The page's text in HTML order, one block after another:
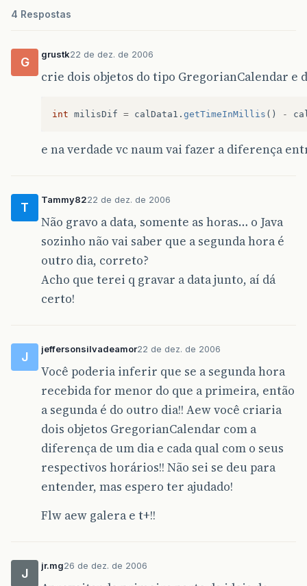
4 Respostas
G
grustk22 de dez. de 2006
crie dois objetos do tipo GregorianCalendar e
int milisDif = calData1 . getTimeInMillis () -
e na verdade vc naum vai fazer a diferença
T
Tammy8222 de dez. de 2006
Não gravo a data, somente as horas… o Java
sozinho não vai saber que a segunda hora é
outro dia, correto?
Acho que terei q gravar a data junto, aí dá
certo!
J
jeffersonsilvadeamor22 de dez. de 2006
Você poderia inferir que se a segunda hora
recebida for menor do que a primeira, então
a segunda é do outro dia!! Aew você criaria
dois objetos GregorianCalendar com a
diferença de um dia e cada qual com o seus
respectivos horários!! Não sei se deu para
entender, mas espero ter ajudado!
Flw aew galera e t+!!
J
jr.mg26 de dez. de 2006